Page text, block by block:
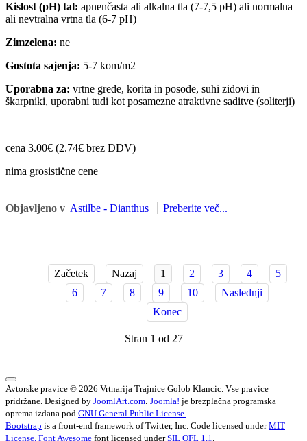
Kislost (pH) tal: apnenčasta ali alkalna tla (7-7,5 pH) ali normalna
ali nevtralna vrtna tla (6-7 pH)
Zimzelena: ne
Gostota sajenja: 5-7 kom/m2
Uporabna za: vrtne grede, korita in posode, suhi zidovi in
škarpniki, uporabni tudi kot posamezne atraktivne saditve (soliterji)
cena 3.00€ (2.74€ brez DDV)
nima grosistične cene
Objavljeno v Astilbe - Dianthus Preberite več...
Začetek Nazaj 1 2 3 4
5
6
7 8 9 10
Naslednji
Konec
Stran 1 od 27
Avtorske pravice © 2026 Vrtnarija Trajnice Golob Klancic. Vse pravice
pridržane. Designed by JoomlArt.com. Joomla! je brezplačna programska
oprema izdana pod GNU General Public License.
Bootstrap is a front-end framework of Twitter, Inc. Code licensed underMIT
License. Font Awesome font licensed underSIL OFL 1.1.